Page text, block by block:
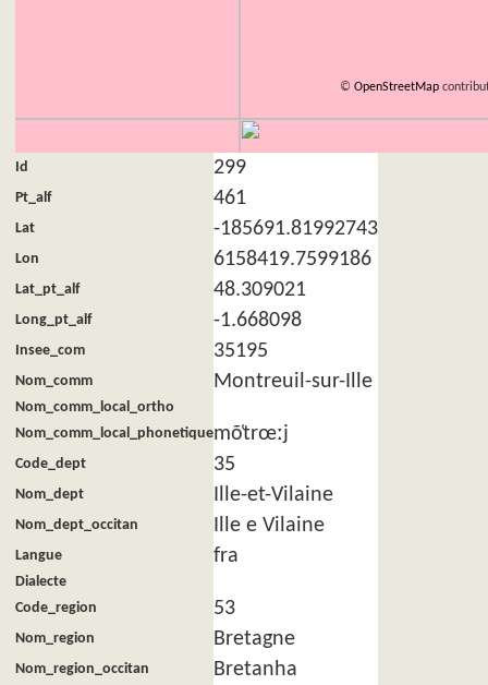
© OpenStreetMap
Id 299
Pt_alf 461
Lat -185691.81992743
Lon 6158419.7599186
Lat_pt_alf 48.309021
Long_pt_alf -1.668098
Insee_com 35195
Nom_comm Montreuil-sur-Ille
Nom_comm_local_ortho
Nom_comm_local_phonetiquemõ̜trœːj
Code_dept 35
Nom_dept Ille-et-Vilaine
Nom_dept_occitan Ille e Vilaine
Langue fra
Dialecte
Code_region
53
Nom_region Bretagne
Nom_region_occitan Bretanha